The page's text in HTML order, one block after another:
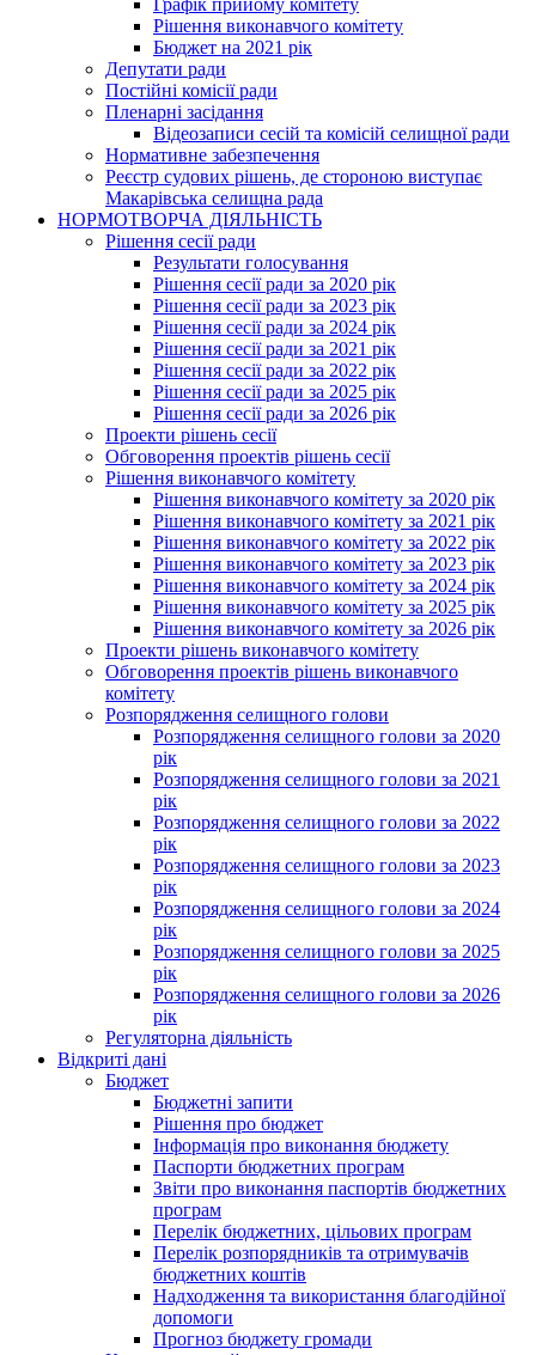
Графік прийому комітету
Рішення виконавчого комітету
Бюджет на 2021 рік
Депутати ради
Постійні комісії ради
Пленарні засідання
Відеозаписи сесій та комісій селищної ради
Нормативне забезпечення
Реєстр судових рішень, де стороною виступає
Макарівська селищна рада
НОРМОТВОРЧА ДІЯЛЬНІСТЬ
Рішення сесії ради
Результати голосування
Рішення сесії ради за 2020 рік
Рішення сесії ради за 2023 рік
Рішення сесії ради за 2024 рік
Рішення сесії ради за 2021 рік
Рішення сесії ради за 2022 рік
Рішення сесії ради за 2025 рік
Рішення сесії ради за 2026 рік
Проекти рішень сесії
Обговорення проектів рішень сесії
Рішення виконавчого комітету
Рішення виконавчого комітету за 2020 рік
Рішення виконавчого комітету за 2021 рік
Рішення виконавчого комітету за 2022 рік
Рішення виконавчого комітету за 2023 рік
Рішення виконавчого комітету за 2024 рік
Рішення виконавчого комітету за 2025 рік
Рішення виконавчого комітету за 2026 рік
Проекти рішень виконавчого комітету
Обговорення проектів рішень виконавчого
комітету
Розпорядження селищного голови
Розпорядження селищного голови за 2020
рік
Розпорядження селищного голови за 2021
рік
Розпорядження селищного голови за 2022
рік
Розпорядження селищного голови за 2023
рік
Розпорядження селищного голови за 2024
рік
Розпорядження селищного голови за 2025
рік
Розпорядження селищного голови за 2026
рік
Регуляторна діяльність
Відкриті дані
Бюджет
Бюджетні запити
Рішення про бюджет
Інформація про виконання бюджету
Паспорти бюджетних програм
Звіти про виконання паспортів бюджетних
програм
Перелік бюджетних, цільових програм
Перелік розпорядників та отримувачів
бюджетних коштів
Надходження та використання благодійної
допомоги
Прогноз бюджету громади